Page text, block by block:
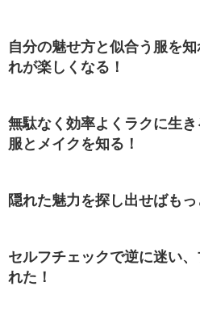
自分の魅せ方と似合う服を
れが楽しくなる！
無駄なく効率よくラクに生
服とメイクを知る！
隠れた魅力を探し出せばも
セルフチェックで逆に迷い
れた！